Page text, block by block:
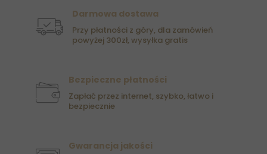
Darmowa dostawa
Przy płatności z góry, dla zamówień
powyżej 300zł, wysyłka gratis
Bezpieczne płatności
Zapłać przez internet, szybko, łatwo i
bezpiecznie
Gwarancja jakości